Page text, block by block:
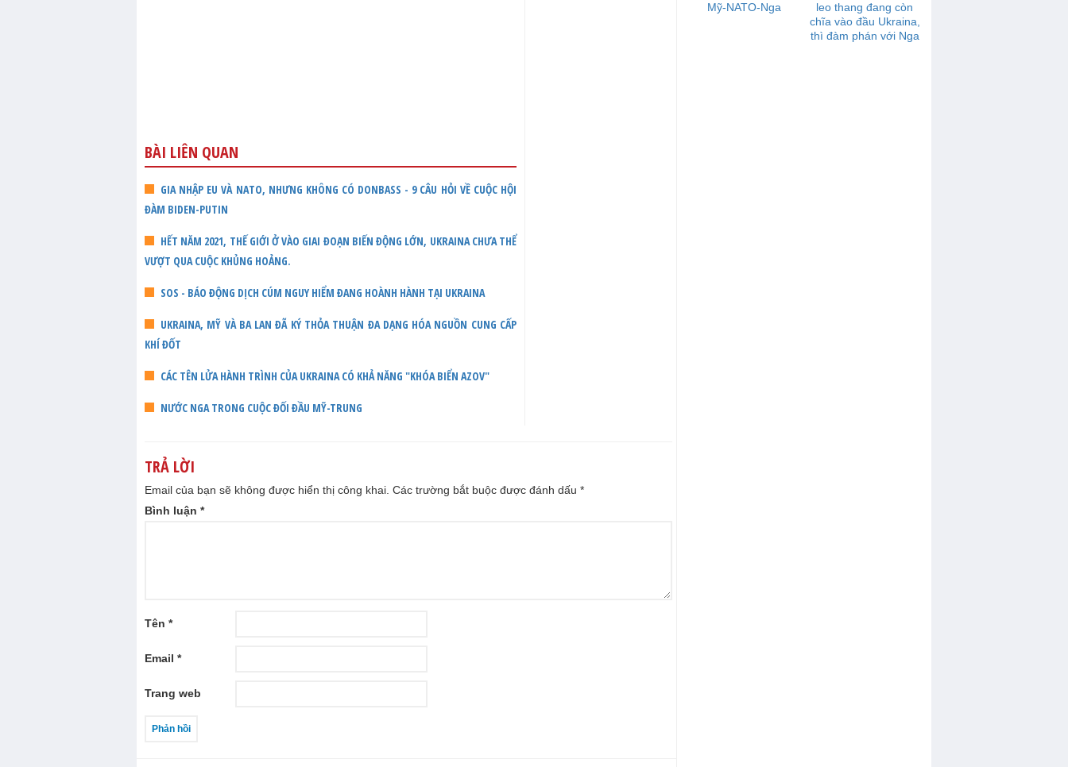
BÀI LIÊN QUAN
GIA NHẬP EU VÀ NATO, NHƯNG KHÔNG CÓ DONBASS - 9 CÂU HỎI VỀ CUỘC HỘI
ĐÀM BIDEN-PUTIN
HẾT NĂM 2021, THẾ GIỚI Ở VÀO GIAI ĐOẠN BIẾN ĐỘNG LỚN, UKRAINA CHƯA THỂ
VƯỢT QUA CUỘC KHỦNG HOẢNG.
SOS - BÁO ĐỘNG DỊCH CÚM NGUY HIỂM ĐANG HOÀNH HÀNH TẠI UKRAINA
UKRAINA, MỸ VÀ BA LAN ĐÃ KÝ THỎA THUẬN ĐA DẠNG HÓA NGUỒN CUNG CẤP
KHÍ ĐỐT
CÁC TÊN LỬA HÀNH TRÌNH CỦA UKRAINA CÓ KHẢ NĂNG "KHÓA BIỂN AZOV"
NƯỚC NGA TRONG CUỘC ĐỐI ĐẦU MỸ-TRUNG
TRẢ LỜI
Email của bạn sẽ không được hiển thị công khai. Các trường bắt buộc được đánh dấu *
Bình luận *
Tên *
Email *
Trang web
Mỹ-NATO-Nga
leo thang đang còn
chĩa vào đầu Ukraina,
thì đàm phán với Nga